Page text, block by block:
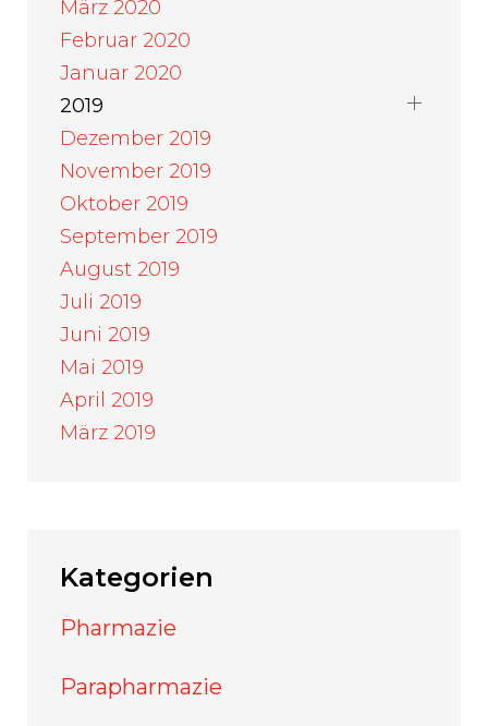
März 2020
Februar 2020
Januar 2020
2019
Dezember 2019
November 2019
Oktober 2019
September 2019
August 2019
Juli 2019
Juni 2019
Mai 2019
April 2019
März 2019
Kategorien
Pharmazie
Parapharmazie